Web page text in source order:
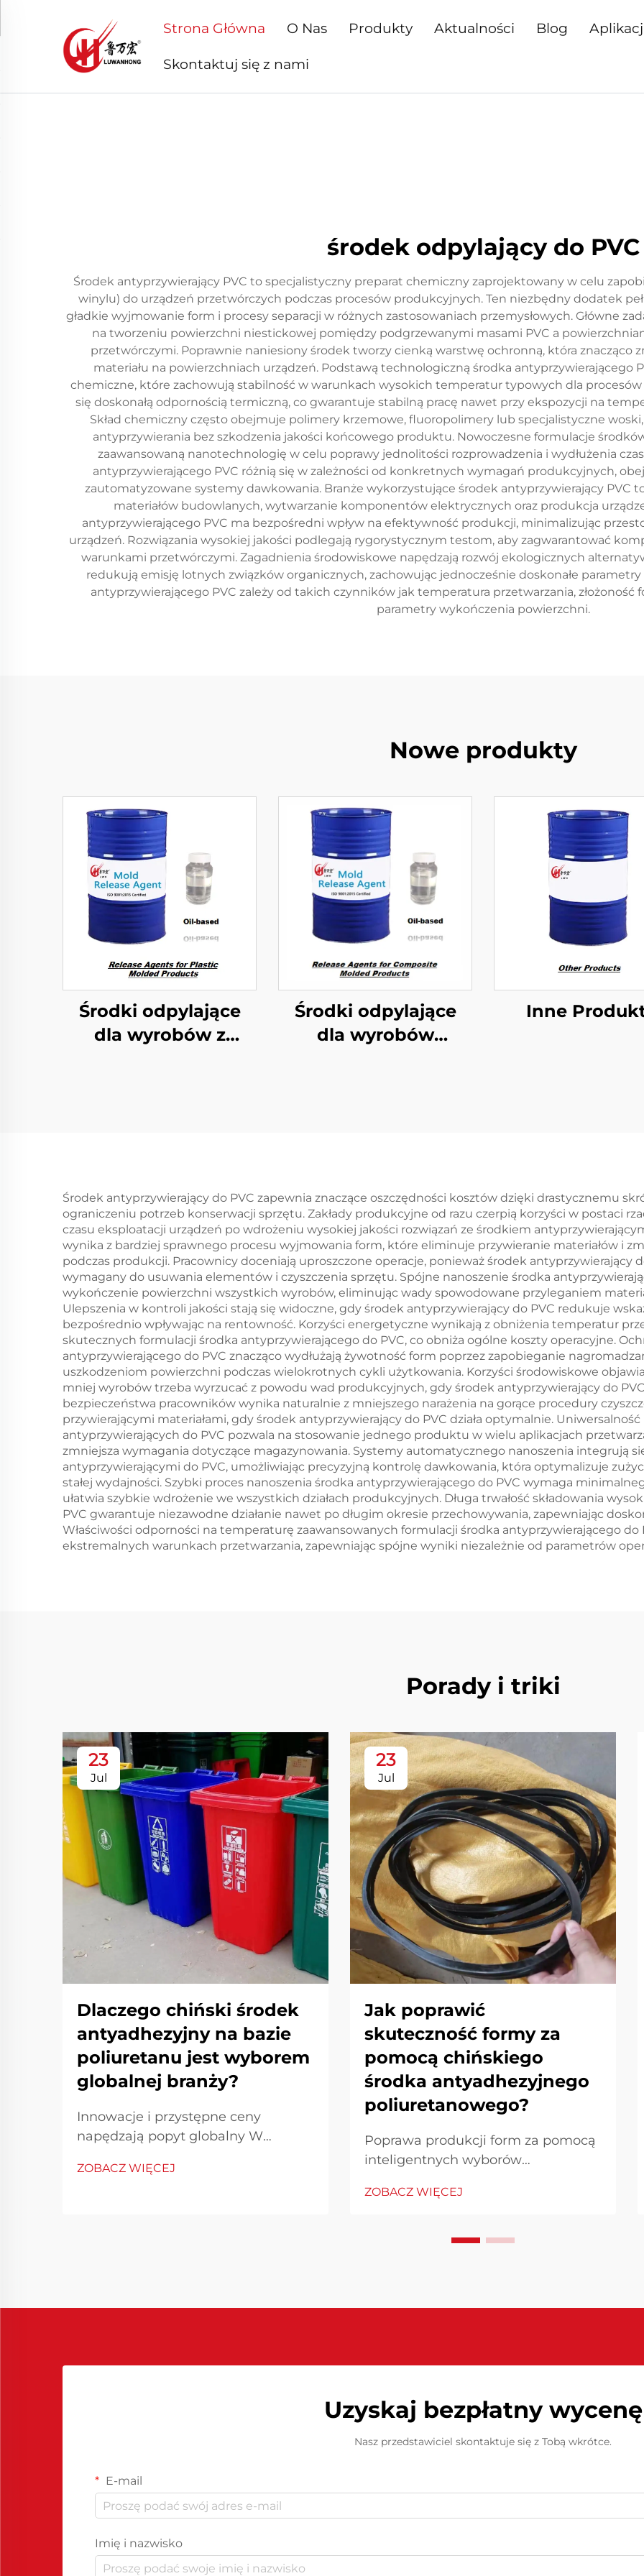
Strona Główna O Nas Produkty Aktualności Blog
Skontaktuj się z nami
środek odpylający do PVC
Środek antyprzywierający PVC to specjalistyczny preparat chemiczny zaprojektowany w celu
winylu) do urządzeń przetwórczych podczas procesów produkcyjnych. Ten niezbędny dodatek
gładkie wyjmowanie form i procesy separacji w różnych zastosowaniach przemysłowych. Główne
na tworzeniu powierzchni niestickowej pomiędzy podgrzewanymi masami PVC a
przetwórczymi. Poprawnie naniesiony środek tworzy cienką warstwę ochronną, która znacząco
materiału na powierzchniach urządzeń. Podstawą technologiczną środka antyprzywierającego
chemiczne, które zachowują stabilność w warunkach wysokich temperatur typowych dla procesów
się doskonałą odpornością termiczną, co gwarantuje stabilną pracę nawet przy ekspozycji na
Skład chemiczny często obejmuje polimery krzemowe, fluoropolimery lub specjalistyczne woski,
antyprzywierania bez szkodzenia jakości końcowego produktu. Nowoczesne formulacje
zaawansowaną nanotechnologię w celu poprawy jednolitości rozprowadzenia i wydłużenia
antyprzywierającego PVC różnią się w zależności od konkretnych wymagań produkcyjnych,
zautomatyzowane systemy dawkowania. Branże wykorzystujące środek antyprzywierający PVC
materiałów budowlanych, wytwarzanie komponentów elektrycznych oraz produkcja
antyprzywierającego PVC ma bezpośredni wpływ na efektywność produkcji, minimalizując
urządzeń. Rozwiązania wysokiej jakości podlegają rygorystycznym testom, aby zagwarantować
warunkami przetwórczymi. Zagadnienia środowiskowe napędzają rozwój ekologicznych
redukują emisję lotnych związków organicznych, zachowując jednocześnie doskonałe
antyprzywierającego PVC zależy od takich czynników jak temperatura przetwarzania,
parametry wykończenia powierzchni.
Nowe produkty
Środki odpylające
dla wyrobów z
Środki odpylające
dla wyrobów
Inne
Środek antyprzywierający do PVC zapewnia znaczące oszczędności kosztów dzięki drastycznemu
ograniczeniu potrzeb konserwacji sprzętu. Zakłady produkcyjne od razu czerpią korzyści w postaci
czasu eksploatacji urządzeń po wdrożeniu wysokiej jakości rozwiązań ze środkiem
wynika z bardziej sprawnego procesu wyjmowania form, które eliminuje przywieranie materiałów i
podczas produkcji. Pracownicy doceniają uproszczone operacje, ponieważ środek antyprzywierający
wymagany do usuwania elementów i czyszczenia sprzętu. Spójne nanoszenie środka
wykończenie powierzchni wszystkich wyrobów, eliminując wady spowodowane przyleganiem
Ulepszenia w kontroli jakości stają się widoczne, gdy środek antyprzywierający do PVC redukuje
bezpośrednio wpływając na rentowność. Korzyści energetyczne wynikają z obniżenia temperatur
skutecznych formulacji środka antyprzywierającego do PVC, co obniża ogólne koszty operacyjne.
antyprzywierającego do PVC znacząco wydłużają żywotność form poprzez zapobieganie
uszkodzeniom powierzchni podczas wielokrotnych cykli użytkowania. Korzyści środowiskowe
mniej wyrobów trzeba wyrzucać z powodu wad produkcyjnych, gdy środek antyprzywierający do
bezpieczeństwa pracowników wynika naturalnie z mniejszego narażenia na gorące procedury
przywierającymi materiałami, gdy środek antyprzywierający do PVC działa optymalnie.
antyprzywierających do PVC pozwala na stosowanie jednego produktu w wielu aplikacjach
zmniejsza wymagania dotyczące magazynowania. Systemy automatycznego nanoszenia integrują
antyprzywierającymi do PVC, umożliwiając precyzyjną kontrolę dawkowania, która optymalizuje
stałej wydajności. Szybki proces nanoszenia środka antyprzywierającego do PVC wymaga
ułatwia szybkie wdrożenie we wszystkich działach produkcyjnych. Długa trwałość składowania
PVC gwarantuje niezawodne działanie nawet po długim okresie przechowywania, zapewniając
Właściwości odporności na temperaturę zaawansowanych formulacji środka antyprzywierającego
ekstremalnych warunkach przetwarzania, zapewniając spójne wyniki niezależnie od parametrów
Porady i triki
23
Jul
Dlaczego chiński środek
antyadhezyjny na bazie
poliuretanu jest wyborem
globalnej branży?
Innowacje i przystępne ceny
napędzają popyt globalny W
wytwarzania skuteczność i precyzja
ZOBACZ WIĘCEJ
23
Jul
Jak poprawić
skuteczność formy za
pomocą chińskiego
środka antyadhezyjnego
poliuretanowego?
Poprawa produkcji form za pomocą
inteligentnych wyborów
środowisku przemysłu
jest tylko priorytetem technicznym,
ZOBACZ WIĘCEJ
Uzyskaj bezpłatny wycenę
Nasz przedstawiciel skontaktuje się z Tobą wkrótce.
E-mail
Imię i nazwisko